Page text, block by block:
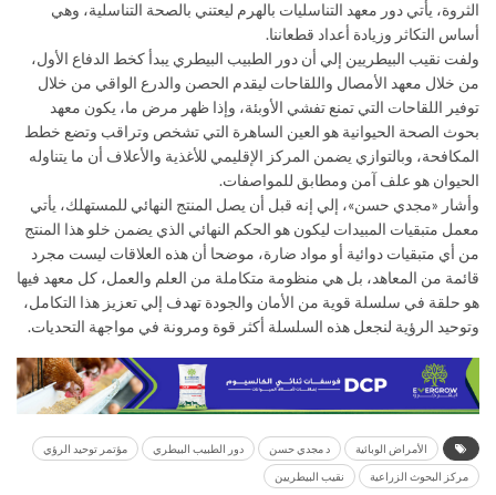
الثروة، يأتي دور معهد التناسليات بالهرم ليعتني بالصحة التناسلية، وهي
أساس التكاثر وزيادة أعداد قطعاننا.
ولفت نقيب البيطريين إلي أن دور الطبيب البيطري يبدأ كخط الدفاع الأول،
من خلال معهد الأمصال واللقاحات ليقدم الحصن والدرع الواقي من خلال
توفير اللقاحات التي تمنع تفشي الأوبئة، وإذا ظهر مرض ما، يكون معهد
بحوث الصحة الحيوانية هو العين الساهرة التي تشخص وتراقب وتضع خطط
المكافحة، وبالتوازي يضمن المركز الإقليمي للأغذية والأعلاف أن ما يتناوله
الحيوان هو علف آمن ومطابق للمواصفات.
وأشار «مجدي حسن»، إلي إنه قبل أن يصل المنتج النهائي للمستهلك، يأتي
معمل متبقيات المبيدات ليكون هو الحكم النهائي الذي يضمن خلو هذا المنتج
من أي متبقيات دوائية أو مواد ضارة، موضحا أن هذه العلاقات ليست مجرد
قائمة من المعاهد، بل هي منظومة متكاملة من العلم والعمل، كل معهد فيها
هو حلقة في سلسلة قوية من الأمان والجودة تهدف إلي تعزيز هذا التكامل،
وتوحيد الرؤية لنجعل هذه السلسلة أكثر قوة ومرونة في مواجهة التحديات.
الأمراض الوبائية د مجدي حسن دور الطبيب البيطري مؤتمر توحيد الرؤي
مركز البحوث الزراعية نقيب البيطريين